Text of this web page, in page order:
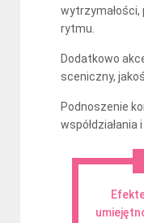
wytrzymałości,
rytmu.
Dodatkowo
sceniczny,
Podnoszenie
współdziałania